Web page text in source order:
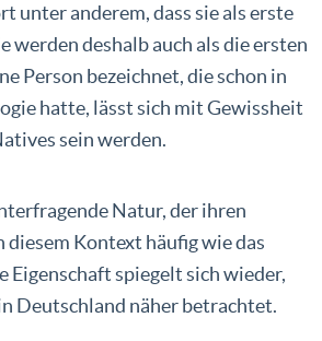
unter anderem, dass sie als erste
werden deshalb auch als die ersten
Person bezeichnet, die schon in
hatte, lässt sich mit Gewissheit
sein werden.
Natur, der ihren
Kontext häufig wie das
Eigenschaft spiegelt sich wieder,
Deutschland näher betrachtet.